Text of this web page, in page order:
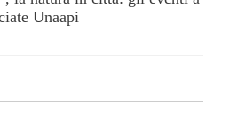
Unaapi